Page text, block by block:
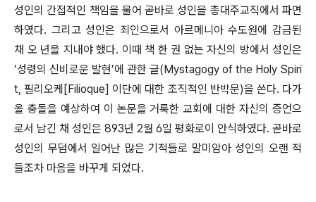
성인의 간접적인 책임을 물어 곧바로 성인을 총대주교직에서 파면
하였다. 그리고 성인은 죄인으로서 아르메니아 수도원에 감금된
채 오 년을 지내야 했다. 이때 책 한 권 없는 자신의 방에서 성인은
‘성령의 신비로운 발현’에 관한 글(Mystagogy of the Holy Spiri
t, 필리오케[Filioque] 이단에 대한 조직적인 반박문)을 쓴다. 다가
올 충돌을 예상하여 이 논문을 거룩한 교회에 대한 자신의 증언으
로서 남긴 채 성인은 893년 2월 6일 평화로이 안식하였다. 곧바로
성인의 무덤에서 일어난 많은 기적들로 말미암아 성인의 오랜 적
들조차 마음을 바꾸게 되었다.